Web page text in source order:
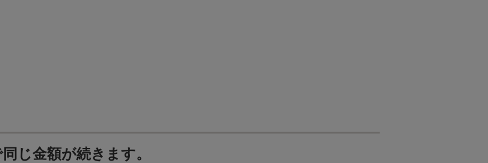
じ金額が続きます。